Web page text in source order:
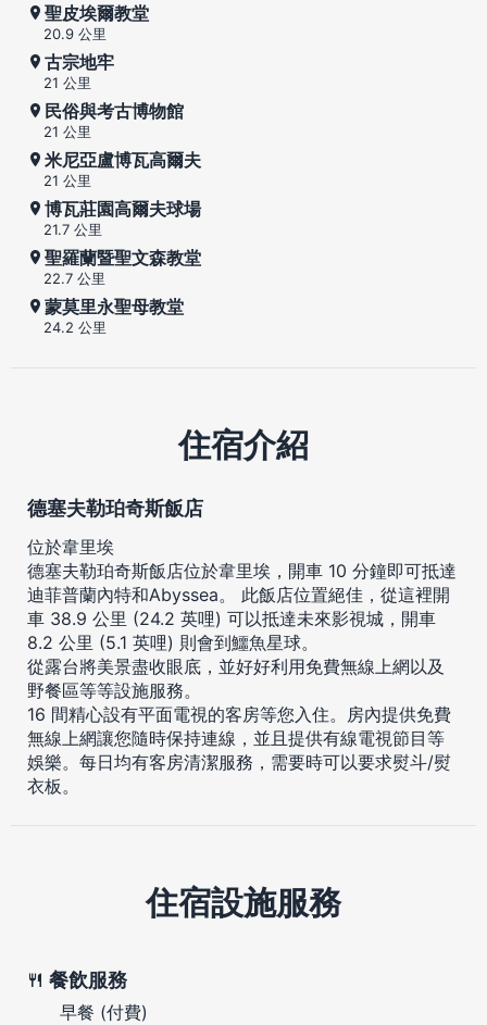
聖皮埃爾教堂
20.9 公里
古宗地牢
21 公里
民俗與考古博物館
21 公里
米尼亞盧博瓦高爾夫
21 公里
博瓦莊園高爾夫球場
21.7 公里
聖羅蘭暨聖文森教堂
22.7 公里
蒙莫里永聖母教堂
24.2 公里
住宿介紹
德塞夫勒珀奇斯飯店
位於韋里埃
德塞夫勒珀奇斯飯店位於韋里埃，開車 10 分鐘即可抵達
迪菲普蘭內特和Abyssea。 此飯店位置絕佳，從這裡開
車 38.9 公里 (24.2 英哩) 可以抵達未來影視城，開車
8.2 公里 (5.1 英哩) 則會到鱷魚星球。
從露台將美景盡收眼底，並好好利用免費無線上網以及
野餐區等等設施服務。
16 間精心設有平面電視的客房等您入住。房內提供免費
無線上網讓您隨時保持連線，並且提供有線電視節目等
娛樂。每日均有客房清潔服務，需要時可以要求熨斗/熨
衣板。
住宿設施服務
餐飲服務
早餐 (付費)